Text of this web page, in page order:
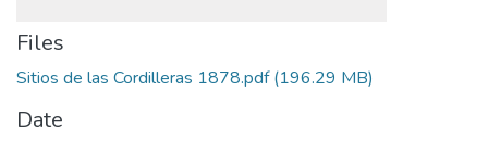
Files
Sitios de las Cordilleras 1878.pdf(196.29 MB)
Date